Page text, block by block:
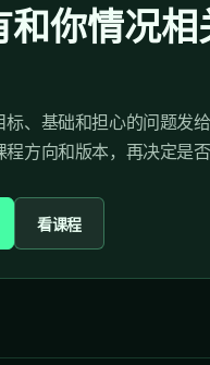
和你情况相
标、基础和担心的问题发
方向和版本，再决定是否
看课程